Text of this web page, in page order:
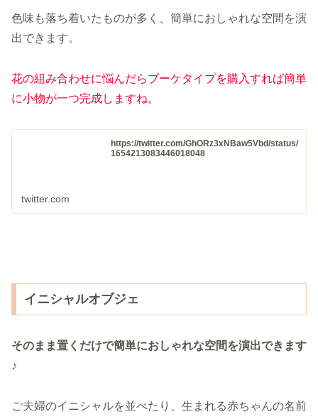
色味も落ち着いたものが多く、簡単におしゃれな空間を演
出できます。
花の組み合わせに悩んだらブーケタイプを購入すれば簡単
に小物が一つ完成しますね。
https://twitter.com/GhORz3xNBaw5Vbd/status/
1654213083446018048
twitter.com
イニシャルオブジェ
そのまま置くだけで簡単におしゃれな空間を演出できます
♪
ご夫婦のイニシャルを並べたり、生まれる赤ちゃんの名前